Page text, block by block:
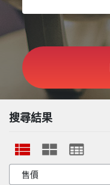
中東非洲
歐洲之旅
頂尖世界
二人成行
搜尋結果